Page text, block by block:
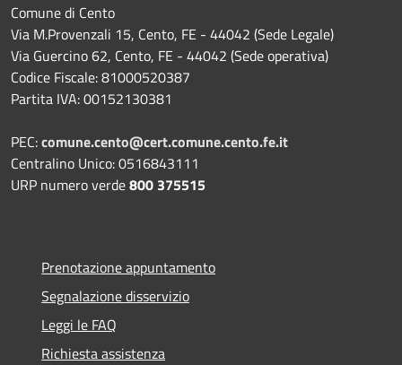
Comune di Cento
Via M.Provenzali 15, Cento, FE - 44042 (Sede Legale)
Via Guercino 62, Cento, FE - 44042 (Sede operativa)
Codice Fiscale: 81000520387
Partita IVA: 00152130381
PEC:comune.cento@cert.comune.cento.fe.it
Centralino Unico: 0516843111
URP numero verde800 375515
Prenotazione appuntamento
Segnalazione disservizio
Leggi le FAQ
Richiesta assistenza